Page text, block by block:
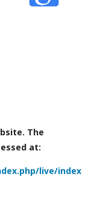
The
at:
live/index